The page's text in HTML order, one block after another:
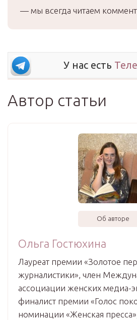
— мы всегда читаем
У нас есть
Автор статьи
Об авторе
Ольга Гостюхина
Лауреат премии «Золотое
журналистики», член
ассоциации женских медиа-
финалист премии «Голос
номинации «Женская